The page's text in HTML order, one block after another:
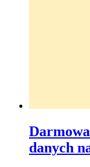
danych